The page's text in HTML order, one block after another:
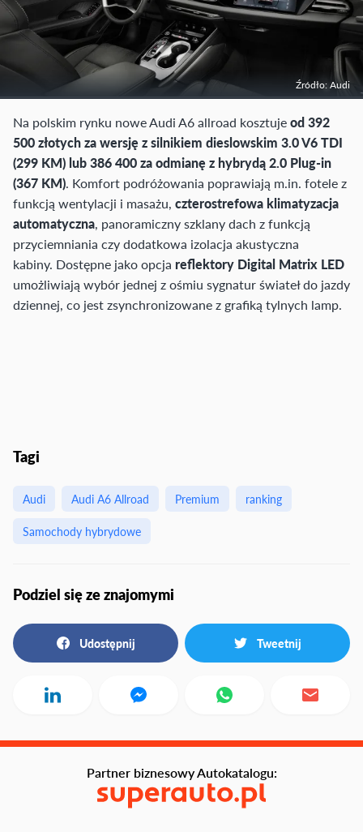
Źródło: Audi
Na polskim rynku nowe Audi A6 allroad kosztujeod 392
500 złotych za wersję z silnikiem dieslowskim 3.0 V6 TDI
(299 KM) lub 386 400 za odmianę z hybrydą 2.0 Plug-in
(367 KM). Komfort podróżowania poprawiają m.in. fotele z
funkcją wentylacji i masażu, czterostrefowa klimatyzacja
automatyczna, panoramiczny szklany dach z funkcją
przyciemniania czy dodatkowa izolacja akustyczna
kabiny. Dostępne jako opcja reflektory Digital Matrix LED
umożliwiają wybór jednej z ośmiu sygnatur świateł do jazdy
dziennej, co jest zsynchronizowane z grafiką tylnych lamp.
Tagi
Audi Audi A6 Allroad Premium
ranking
Samochody hybrydowe
Podziel się ze znajomymi
Udostępnij Tweetnij
Partner biznesowy Autokatalogu: